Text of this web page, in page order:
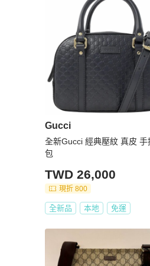
Gucci
全新Gucci 經典壓紋 真皮 手
包
TWD 26,000
現折 800
全新品 本地 免運